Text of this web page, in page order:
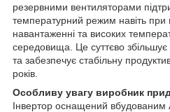
резервними вентиляторами
температурний режим навіть
навантаженні та високих
середовища. Це суттєво
та забезпечує стабільну
років.
Особливу увагу виробник
Інвертор оснащений вбудованим